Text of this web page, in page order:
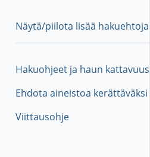
Näytä/piilota lisää hakuehtoja
Hakuohjeet ja haun kattavuus
Ehdota aineistoa kerättäväksi
Viittausohje